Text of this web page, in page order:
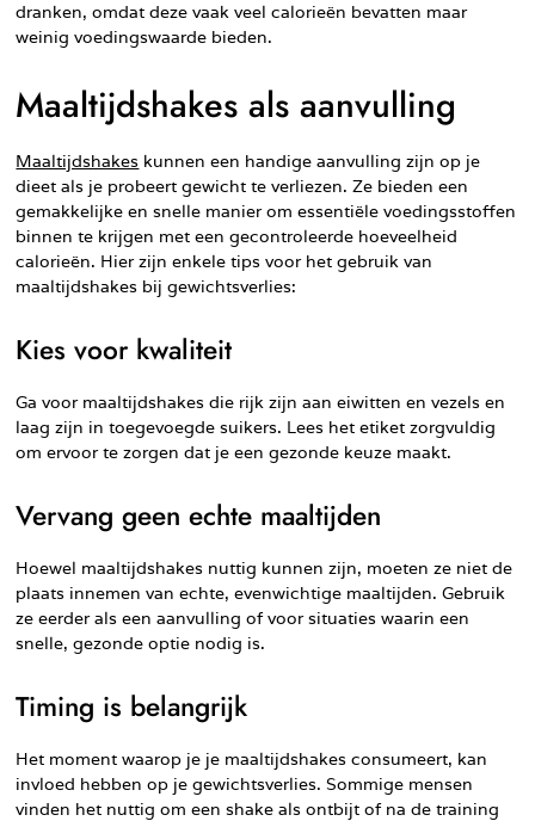
dranken, omdat deze vaak veel calorieën bevatten maar
weinig voedingswaarde bieden.
Maaltijdshakes als aanvulling
Maaltijdshakes kunnen een handige aanvulling zijn op je
dieet als je probeert gewicht te verliezen. Ze bieden een
gemakkelijke en snelle manier om essentiële voedingsstoffen
binnen te krijgen met een gecontroleerde hoeveelheid
calorieën. Hier zijn enkele tips voor het gebruik van
maaltijdshakes bij gewichtsverlies:
Kies voor kwaliteit
Ga voor maaltijdshakes die rijk zijn aan eiwitten en vezels en
laag zijn in toegevoegde suikers. Lees het etiket zorgvuldig
om ervoor te zorgen dat je een gezonde keuze maakt.
Vervang geen echte maaltijden
Hoewel maaltijdshakes nuttig kunnen zijn, moeten ze niet de
plaats innemen van echte, evenwichtige maaltijden. Gebruik
ze eerder als een aanvulling of voor situaties waarin een
snelle, gezonde optie nodig is.
Timing is belangrijk
Het moment waarop je je maaltijdshakes consumeert, kan
invloed hebben op je gewichtsverlies. Sommige mensen
vinden het nuttig om een shake als ontbijt of na de training